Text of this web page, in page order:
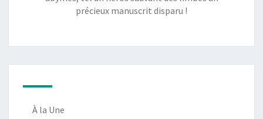
précieux manuscrit disparu !
À la Une